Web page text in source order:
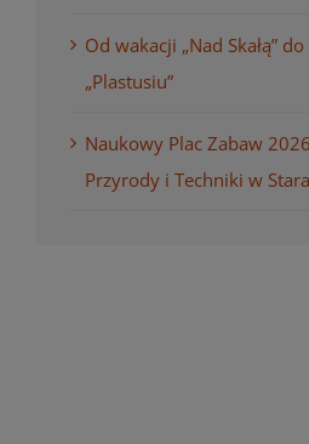
Od wakacji „Nad Skałą”
„Plastusiu”
Naukowy Plac Zabaw
Przyrody i Techniki w